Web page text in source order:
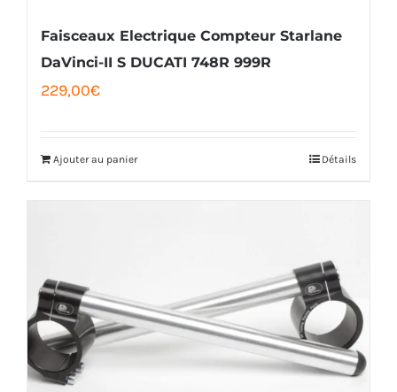
Faisceaux Electrique Compteur Starlane
DaVinci-II S DUCATI 748R 999R
229,00€
Ajouter au panier Détails